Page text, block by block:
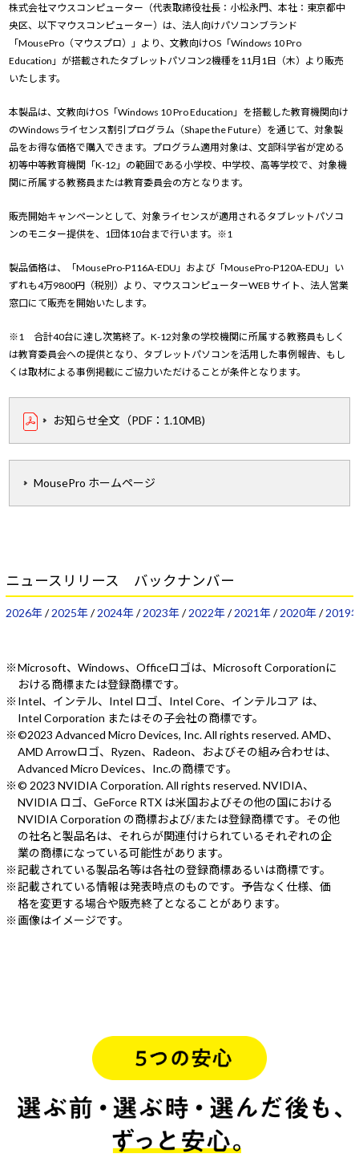
株式会社マウスコンピューター（代表取締役社長：小松永門、本社：東京都中
央区、以下マウスコンピューター）は、法人向けパソコンブランド
「MousePro（マウスプロ）」より、文教向けOS「Windows 10 Pro
Education」が搭載されたタブレットパソコン2機種を11月1日（木）より販売
いたします。
本製品は、文教向けOS「Windows 10 Pro Education」を搭載した教育機関向け
のWindowsライセンス割引プログラム（Shape the Future）を通じて、対象製
品をお得な価格で購入できます。プログラム適用対象は、文部科学省が定める
初等中等教育機関「K-12」の範囲である小学校、中学校、高等学校で、対象機
関に所属する教務員または教育委員会の方となります。
販売開始キャンペーンとして、対象ライセンスが適用されるタブレットパソコ
ンのモニター提供を、1団体10台まで行います。※1
製品価格は、「MousePro-P116A-EDU」および「MousePro-P120A-EDU」い
ずれも4万9800円（税別）より、マウスコンピューターWEB サイト、法人営業
窓口にて販売を開始いたします。
※1 合計40台に達し次第終了。K-12対象の学校機関に所属する教務員もしく
は教育委員会への提供となり、タブレットパソコンを活用した事例報告、もし
くは取材による事例掲載にご協力いただけることが条件となります。
お知らせ全文（PDF：1.10MB)
MousePro ホームページ
ニュースリリース バックナンバー
2026年/2025年/2024年/2023年/2022年/2021年/2020年/2019
Microsoft、Windows、Officeロゴは、Microsoft Corporationに
おける商標または登録商標です。
Intel、インテル、Intel ロゴ、Intel Core、インテルコア は、
Intel Corporation またはその子会社の商標です。
©2023 Advanced Micro Devices, Inc. All rights reserved. AMD、
AMD Arrowロゴ、Ryzen、Radeon、およびその組み合わせは、
Advanced Micro Devices、Inc.の商標です。
© 2023 NVIDIA Corporation. All rights reserved. NVIDIA、
NVIDIA ロゴ、GeForce RTX は米国およびその他の国における
NVIDIA Corporation の商標および/または登録商標です。その他
の社名と製品名は、それらが関連付けられているそれぞれの企
業の商標になっている可能性があります。
記載されている製品名等は各社の登録商標あるいは商標です。
記載されている情報は発表時点のものです。予告なく仕様、価
格を変更する場合や販売終了となることがあります。
画像はイメージです。